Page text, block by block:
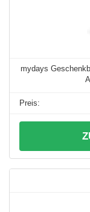
mydays